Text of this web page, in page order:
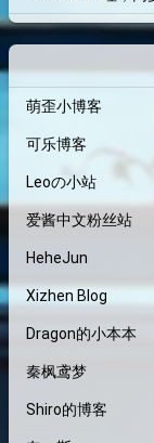
萌歪小博客
可乐博客
Leoの小站
爱酱中文粉丝站
HeheJun
Xizhen Blog
Dragon的小本本
秦枫鸢梦
Shiro的博客